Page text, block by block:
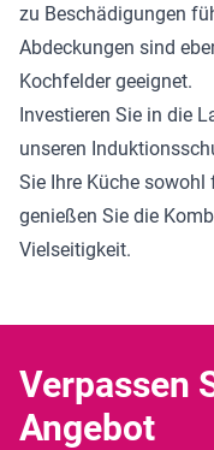
zu Beschädigungen
Abdeckungen sind
Kochfelder geeignet.
Investieren Sie in die
unseren
Sie Ihre Küche
genießen Sie die
Vielseitigkeit.
Verpassen
Angebot